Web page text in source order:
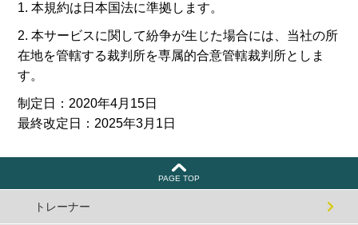
1. 本規約は日本国法に準拠します。
2. 本サービスに関して紛争が生じた場合には、当社の所
在地を管轄する裁判所を専属的合意管轄裁判所としま
す。
制定日：2020年4月15日
最終改定日：2025年3月1日
PAGE TOP
トレーナー